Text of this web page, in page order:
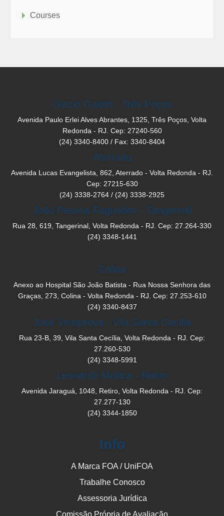
Courses
Olezio Galotti - Três Poços
Avenida Paulo Erlei Alves Abrantes, 1325, Três Poços, Volta
Redonda - RJ. Cep: 27240-560
(24) 3340-8400 / Fax: 3340-8404
Aterrado
Avenida Lucas Evangelista, 862, Aterrado - Volta Redonda - RJ.
Cep: 27215-630
(24) 3338-2764 / (24) 3338-2925
João Pessoa Fagundes - Tangerinal
Rua 28, 619, Tangerinal, Volta Redonda - RJ. Cep: 27.264-330
(24) 3348-1441
Colina
Anexo ao Hospital São João Batista - Rua Nossa Senhora das
Graças, 273, Colina - Volta Redonda - RJ. Cep: 27.253-610
(24) 3340-8437
José Vinciprova - Vila Santa Cecília
Rua 23-B, 39, Vila Santa Cecília, Volta Redonda - RJ. Cep:
27.260-530
(24) 3348-5991
Leonardo Mollica - Retiro
Avenida Jaraguá, 1048, Retiro, Volta Redonda - RJ. Cep:
27.277-130
(24) 3344-1850
Info
A Marca FOA / UniFOA
Trabalhe Conosco
Assessoria Jurídica
Comissão Própria de Avaliação